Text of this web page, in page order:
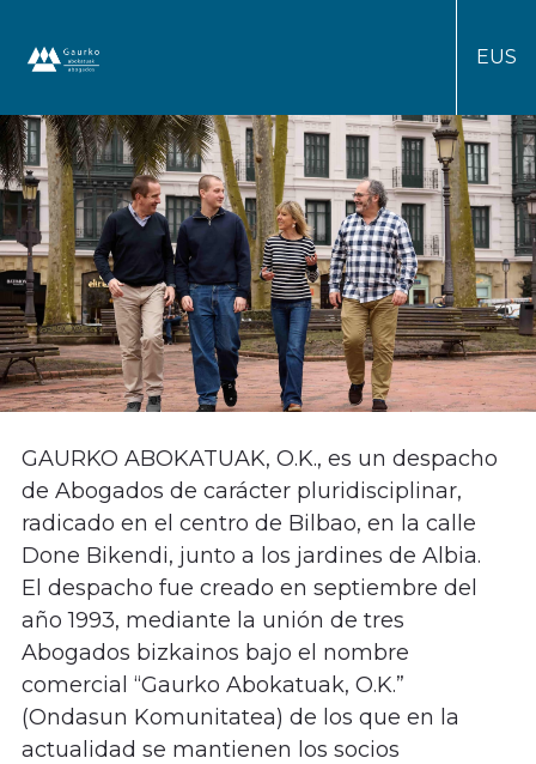
EUS
GAURKO ABOKATUAK, O.K., es un despacho
de Abogados de carácter pluridisciplinar,
radicado en el centro de Bilbao, en la calle
Done Bikendi, junto a los jardines de Albia.
El despacho fue creado en septiembre del
año 1993, mediante la unión de tres
Abogados bizkainos bajo el nombre
comercial “Gaurko Abokatuak, O.K.”
(Ondasun Komunitatea) de los que en la
actualidad se mantienen los socios